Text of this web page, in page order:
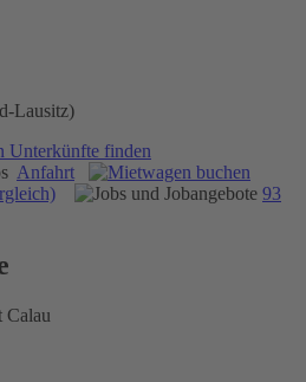
Lausitz)
Unterkünfte finden
Anfahrt
93
Calau